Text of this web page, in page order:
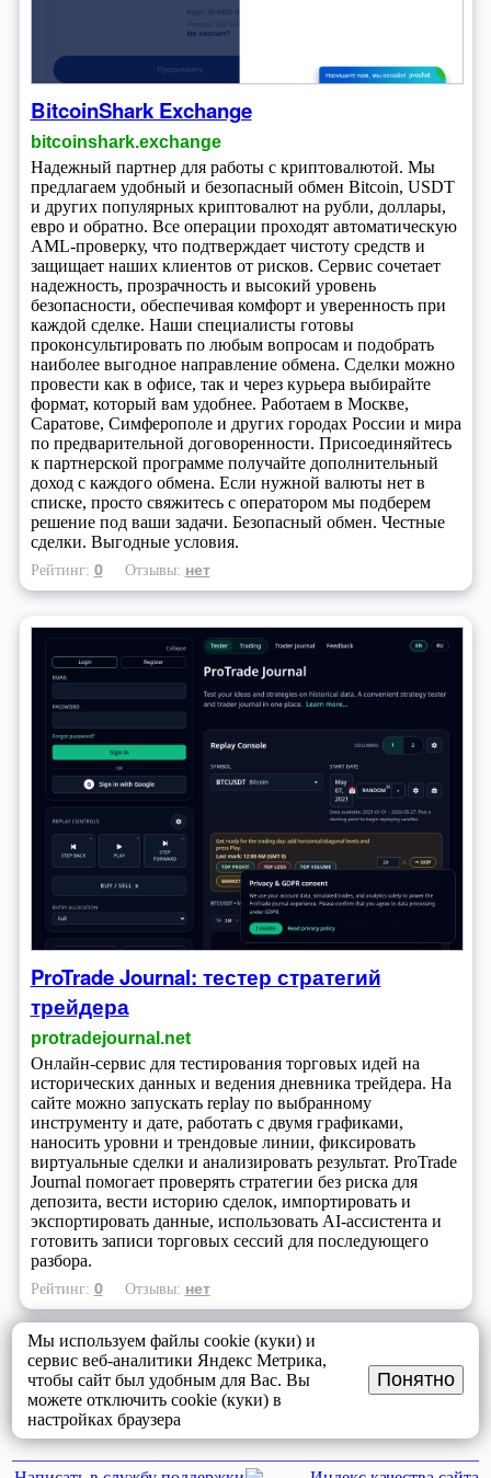
BitcoinShark Exchange
bitcoinshark.exchange
Надежный партнер для работы с криптовалютой. Мы
предлагаем удобный и безопасный обмен Bitcoin, USDT
и других популярных криптовалют на рубли, доллары,
евро и обратно. Все операции проходят автоматическую
AML-проверку, что подтверждает чистоту средств и
защищает наших клиентов от рисков. Сервис сочетает
надежность, прозрачность и высокий уровень
безопасности, обеспечивая комфорт и уверенность при
каждой сделке. Наши специалисты готовы
проконсультировать по любым вопросам и подобрать
наиболее выгодное направление обмена. Сделки можно
провести как в офисе, так и через курьера выбирайте
формат, который вам удобнее. Работаем в Москве,
Саратове, Симферополе и других городах России и мира
по предварительной договоренности. Присоединяйтесь
к партнерской программе получайте дополнительный
доход с каждого обмена. Если нужной валюты нет в
списке, просто свяжитесь с оператором мы подберем
решение под ваши задачи. Безопасный обмен. Честные
сделки. Выгодные условия.
Рейтинг: 0 Отзывы: нет
ProTrade Journal: тестер стратегий
трейдера
protradejournal.net
Онлайн-сервис для тестирования торговых идей на
исторических данных и ведения дневника трейдера. На
сайте можно запускать replay по выбранному
инструменту и дате, работать с двумя графиками,
наносить уровни и трендовые линии, фиксировать
виртуальные сделки и анализировать результат. ProTrade
Journal помогает проверять стратегии без риска для
депозита, вести историю сделок, импортировать и
экспортировать данные, использовать AI-ассистента и
готовить записи торговых сессий для последующего
разбора.
Рейтинг: 0 Отзывы: нет
Мы используем файлы cookie (куки) и
сервис веб-аналитики Яндекс Метрика,
чтобы сайт был удобным для Вас. Вы
можете отключить cookie (куки) в
настройках браузера
Понятно